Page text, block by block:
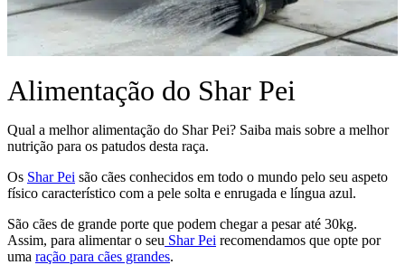
Alimentação do Shar Pei
Qual a melhor alimentação do Shar Pei? Saiba mais sobre a melhor
nutrição para os patudos desta raça.
Os Shar Pei são cães conhecidos em todo o mundo pelo seu aspeto
físico característico com a pele solta e enrugada e língua azul.
São cães de grande porte que podem chegar a pesar até 30kg.
Assim, para alimentar o seu Shar Pei recomendamos que opte por
uma ração para cães grandes.